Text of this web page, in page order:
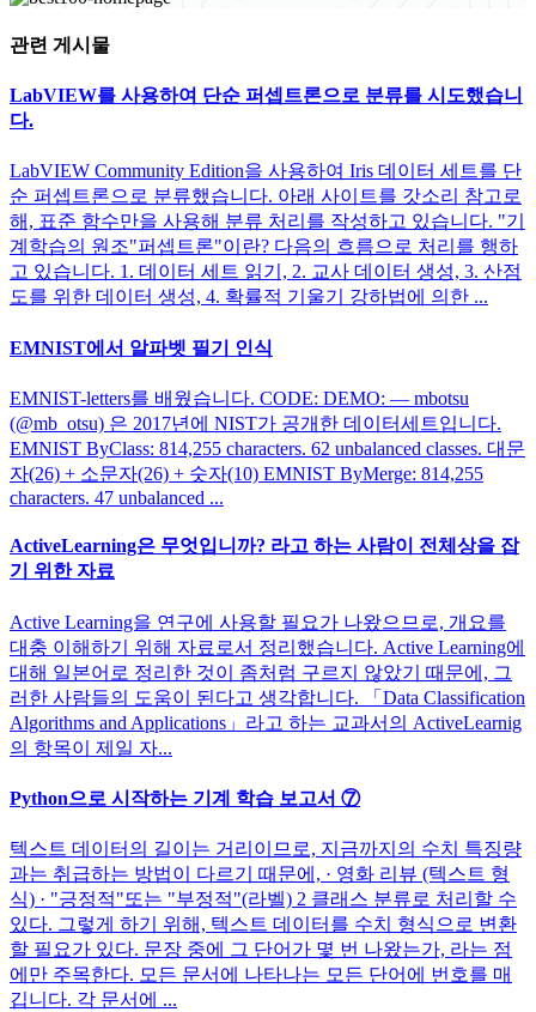
관련 게시물
LabVIEW를 사용하여 단순 퍼셉트론으로 분류를 시도했습니
다.
LabVIEW Community Edition을 사용하여 Iris 데이터 세트를 단
순 퍼셉트론으로 분류했습니다. 아래 사이트를 갓소리 참고로
해, 표준 함수만을 사용해 분류 처리를 작성하고 있습니다. "기
계학습의 원조"퍼셉트론"이란? 다음의 흐름으로 처리를 행하
고 있습니다. 1. 데이터 세트 읽기, 2. 교사 데이터 생성, 3. 산점
도를 위한 데이터 생성, 4. 확률적 기울기 강하법에 의한 ...
EMNIST에서 알파벳 필기 인식
EMNIST-letters를 배웠습니다. CODE: DEMO: — mbotsu
(@mb_otsu) 은 2017년에 NIST가 공개한 데이터세트입니다.
EMNIST ByClass: 814,255 characters. 62 unbalanced classes. 대문
자(26) + 소문자(26) + 숫자(10) EMNIST ByMerge: 814,255
characters. 47 unbalanced ...
ActiveLearning은 무엇입니까? 라고 하는 사람이 전체상을 잡
기 위한 자료
Active Learning을 연구에 사용할 필요가 나왔으므로, 개요를
대충 이해하기 위해 자료로서 정리했습니다. Active Learning에
대해 일본어로 정리한 것이 좀처럼 구르지 않았기 때문에, 그
러한 사람들의 도움이 된다고 생각합니다. 「Data Classification
Algorithms and Applications」라고 하는 교과서의 ActiveLearnig
의 항목이 제일 자...
Python으로 시작하는 기계 학습 보고서 ⑦
텍스트 데이터의 길이는 거리이므로, 지금까지의 수치 특징량
과는 취급하는 방법이 다르기 때문에, · 영화 리뷰 (텍스트 형
식) · "긍정적"또는 "부정적"(라벨) 2 클래스 분류로 처리할 수
있다. 그렇게 하기 위해, 텍스트 데이터를 수치 형식으로 변환
할 필요가 있다. 문장 중에 그 단어가 몇 번 나왔는가, 라는 점
에만 주목한다. 모든 문서에 나타나는 모든 단어에 번호를 매
깁니다. 각 문서에 ...